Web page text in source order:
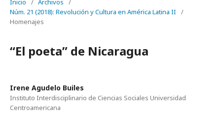
Inicio / Archivos
/
Núm. 21 (2018): Revolución y Cultura en América Latina II
/
Homenajes
“El poeta” de Nicaragua
Irene Agudelo Builes
Instituto Interdisciplinario de Ciencias Sociales Universidad
Centroamericana